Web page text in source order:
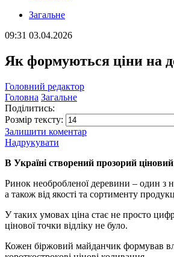
Загальне
09:31 03.04.2026
Як формуються ціни на
Головний редактор
Головна Загальне
Поділитись:
Розмір тексту:
Залишити коментар
Надрукувати
В Україні створений прозорий
Ринок необробленої деревини – один з
а також від якості та сортименту
У таких умовах ціна стає не просто
цінової точки відліку не було.
Кожен біржовий майданчик формував